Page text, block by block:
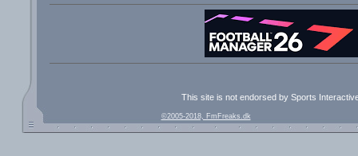
This site is not endorsed by Sports
©2005-2018, FmFreaks.dk